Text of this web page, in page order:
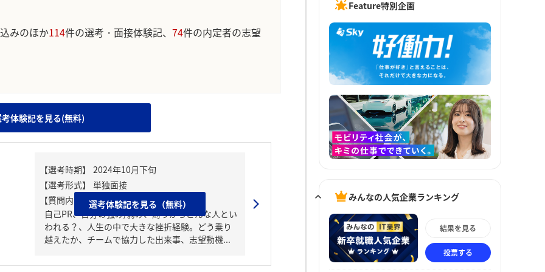
みのほか114件の選考・面接体験記、 74件の内定者の志望
体験記を見る(無料)
【質問内容・課題】
自己PR、自分の強み/弱み、周りからどんな人とい
われる？、人生の中で大きな挫折経験。どう乗り
越えたか、チームで協力した出来事、志望動機...
選考体験記を見る（無料）
Feature特別企画
みんなの人気企業ランキング
結果を見る
投票する